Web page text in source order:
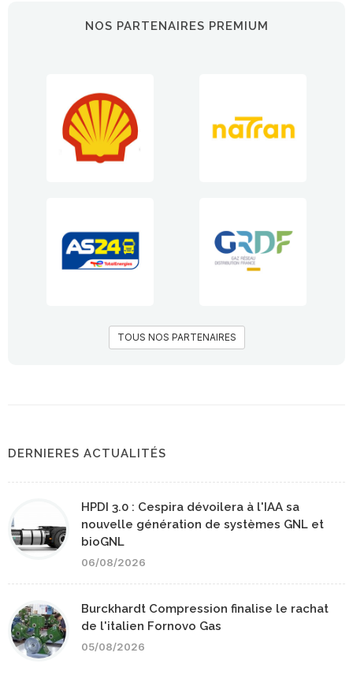
NOS PARTENAIRES PREMIUM
TOUS NOS PARTENAIRES
DERNIERES ACTUALITÉS
HPDI 3.0 : Cespira dévoilera à l'IAA sa
nouvelle génération de systèmes GNL et
bioGNL
06/08/2026
Burckhardt Compression finalise le rachat
de l'italien Fornovo Gas
05/08/2026